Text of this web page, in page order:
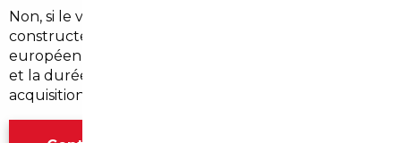
Non, si le véhicule est encore sous garantie
constructeur : celle-ci est valable dans toute l'Union
européenne. Nous vérifions systématiquement l'état
et la durée de la garantie restante avant toute
acquisition.